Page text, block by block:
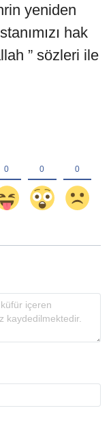
yeniden
hak
” sözleri ile